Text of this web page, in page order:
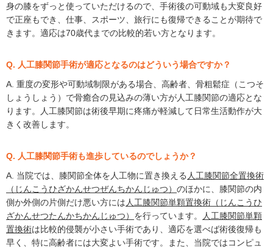
身の膝をずっと使っていただけるので、手術後の可動域も大変良好
で正座もでき、仕事、スポーツ、旅行にも復帰できることが期待で
きます。適応は70歳代までの比較的若い方となります。
Q. 人工膝関節手術が適応となるのはどういう場合ですか？
A. 重度の変形や可動域制限がある場合、高齢者、骨粗鬆症（こつそ
しょうしょう）で骨癒合の見込みの薄い方が人工膝関節の適応とな
ります。人工膝関節は術後早期に疼痛が軽減して日常生活動作が大
きく改善します。
Q. 人工膝関節手術も進歩しているのでしょうか？
A. 当院では、膝関節全体を人工物に置き換える 人工膝関節全置換術
（じんこうひざかんせつぜんちかんじゅつ） のほかに、膝関節の内
側か外側の片側だけ悪い方には 人工膝関節単顆置換術（じんこうひ
ざかんせつたんかちかんじゅつ） を行っています。
人工膝関節単顆
置換術は比較的侵襲が小さい手術であり、適応を選べば術後復帰も
早く、特に高齢者には大変よい手術です。また、当院ではコンピュ